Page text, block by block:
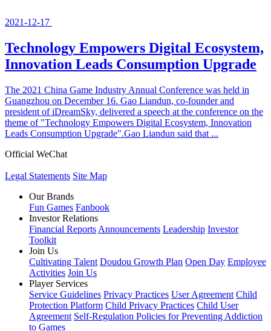
2021-12-17
Technology Empowers Digital Ecosystem,
Innovation Leads Consumption Upgrade
The 2021 China Game Industry Annual Conference was held in
Guangzhou on December 16. Gao Liandun, co-founder and
president of iDreamSky, delivered a speech at the conference on the
theme of "Technology Empowers Digital Ecosystem, Innovation
Leads Consumption Upgrade".Gao Liandun said that ...
Official WeChat
Legal Statements Site Map
Our Brands
Fun Games Fanbook
Investor Relations
Financial Reports Announcements Leadership Investor
Toolkit
Join Us
Cultivating Talent Doudou Growth Plan Open Day Employee
Activities Join Us
Player Services
Service Guidelines Privacy Practices User Agreement Child
Protection Platform Child Privacy Practices Child User
Agreement Self-Regulation Policies for Preventing Addiction
to Games